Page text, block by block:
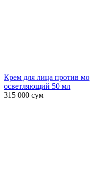
Крем для лица против
осветляющий 50 мл
315 000 сум